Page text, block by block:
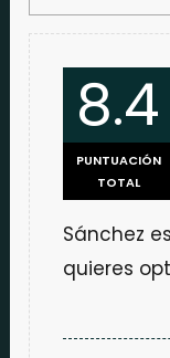
8.4
PUNTUACIÓN
TOTAL
Sánchez
quieres